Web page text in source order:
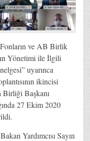
Fonların ve AB Birlik
Yönetimi ile İlgili
uyarınca
ikincisi
Birliği Başkanı
27 Ekim 2020
Yardımcısı Sayın